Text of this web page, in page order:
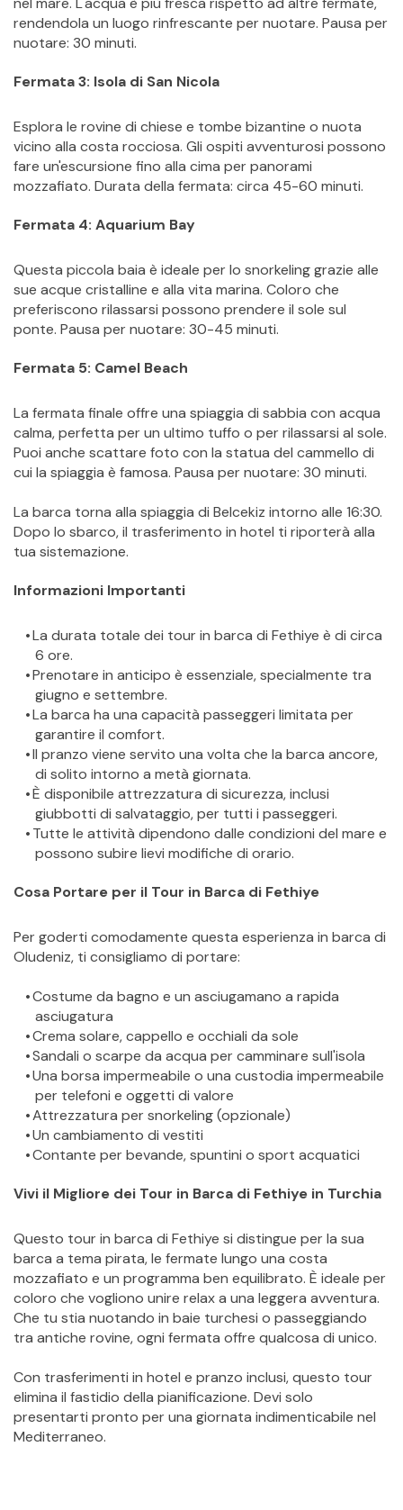
rendendola un luogo rinfrescante per nuotare. Pausa per
nuotare: 30 minuti.
Fermata 3: Isola di San Nicola
Esplora le rovine di chiese e tombe bizantine o nuota
vicino alla costa rocciosa. Gli ospiti avventurosi possono
fare un'escursione fino alla cima per panorami
mozzafiato. Durata della fermata: circa 45-60 minuti.
Fermata 4: Aquarium Bay
Questa piccola baia è ideale per lo snorkeling grazie alle
sue acque cristalline e alla vita marina. Coloro che
preferiscono rilassarsi possono prendere il sole sul
ponte. Pausa per nuotare: 30-45 minuti.
Fermata 5: Camel Beach
La fermata finale offre una spiaggia di sabbia con acqua
calma, perfetta per un ultimo tuffo o per rilassarsi al sole.
Puoi anche scattare foto con la statua del cammello di
cui la spiaggia è famosa. Pausa per nuotare: 30 minuti.
La barca torna alla spiaggia di Belcekiz intorno alle 16:30.
Dopo lo sbarco, il trasferimento in hotel ti riporterà alla
tua sistemazione.
Informazioni Importanti
La durata totale dei tour in barca di Fethiye è di circa
6 ore.
Prenotare in anticipo è essenziale, specialmente tra
giugno e settembre.
La barca ha una capacità passeggeri limitata per
garantire il comfort.
Il pranzo viene servito una volta che la barca ancore,
di solito intorno a metà giornata.
È disponibile attrezzatura di sicurezza, inclusi
giubbotti di salvataggio, per tutti i passeggeri.
Tutte le attività dipendono dalle condizioni del mare e
possono subire lievi modifiche di orario.
Cosa Portare per il Tour in Barca di Fethiye
Per goderti comodamente questa esperienza in barca di
Oludeniz, ti consigliamo di portare:
Costume da bagno e un asciugamano a rapida
asciugatura
Crema solare, cappello e occhiali da sole
Sandali o scarpe da acqua per camminare sull'isola
Una borsa impermeabile o una custodia impermeabile
per telefoni e oggetti di valore
Attrezzatura per snorkeling (opzionale)
Un cambiamento di vestiti
Contante per bevande, spuntini o sport acquatici
Vivi il Migliore dei Tour in Barca di Fethiye in Turchia
Questo tour in barca di Fethiye si distingue per la sua
barca a tema pirata, le fermate lungo una costa
mozzafiato e un programma ben equilibrato. È ideale per
coloro che vogliono unire relax a una leggera avventura.
Che tu stia nuotando in baie turchesi o passeggiando
tra antiche rovine, ogni fermata offre qualcosa di unico.
Con trasferimenti in hotel e pranzo inclusi, questo tour
elimina il fastidio della pianificazione. Devi solo
presentarti pronto per una giornata indimenticabile nel
Mediterraneo.